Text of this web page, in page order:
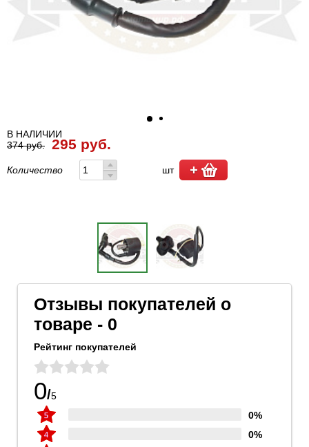
В НАЛИЧИИ
374 руб.
295 руб.
Количество шт
Отзывы покупателей о
товаре - 0
Рейтинг покупателей
0/5
0%
0%